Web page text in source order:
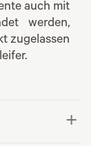
auch mit
werden,
zugelassen